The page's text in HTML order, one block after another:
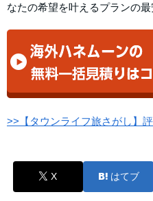
なたの希望を叶えるプランの最
>>【タウンライフ旅さがし】
X はてブ